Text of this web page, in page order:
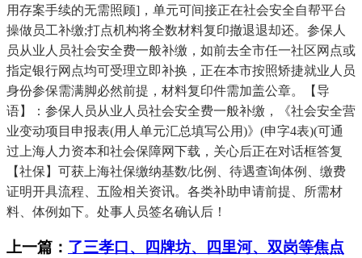
用存案手续的无需照顾]，单元可间接正在社会安全自帮平台
操做员工补缴;打点机构将全数材料复印撤退退却还。参保人
员从业人员社会安全费一般补缴，如前去全市任一社区网点或
指定银行网点均可受理立即补换，正在本市按照矫捷就业人员
身份参保需满脚必然前提，材料复印件需加盖公章。【导
语】：参保人员从业人员社会安全费一般补缴，《社会安全营
业变动项目申报表(用人单元汇总填写公用)》(申字4表)(可通
过上海人力资本和社会保障网下载，关心后正在对话框答复
【社保】可获上海社保缴纳基数/比例、待遇查询体例、缴费
证明开具流程、五险相关资讯。各类补助申请前提、所需材
料、体例如下。处事人员签名确认后！
上一篇： 了三孝口、四牌坊、四里河、双岗等焦点